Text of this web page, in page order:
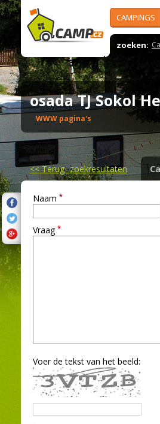
CAMPINGS
zoeken:
osada TJ Sokol
WWW pagina's
<<Terug- zoekresultaten
Naam *
Vraag *
Voer de tekst van het beeld: